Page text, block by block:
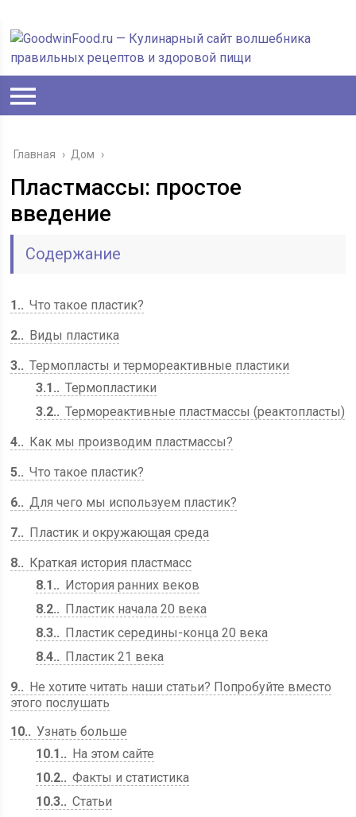
Главная › Дом ›
Пластмассы: простое
введение
Содержание
1.
Что такое пластик?
2.
Виды пластика
3.
Термопласты и термореактивные пластики
3.1.
Термопластики
3.2.
Термореактивные пластмассы (реактопласты)
4.
Как мы производим пластмассы?
5.
Что такое пластик?
6.
Для чего мы используем пластик?
7.
Пластик и окружающая среда
8.
Краткая история пластмасс
8.1.
История ранних веков
8.2.
Пластик начала 20 века
8.3.
Пластик середины-конца 20 века
8.4.
Пластик 21 века
9.
Не хотите читать наши статьи? Попробуйте вместо
этого послушать
10.
Узнать больше
10.1.
На этом сайте
10.2.
Факты и статистика
10.3.
Статьи